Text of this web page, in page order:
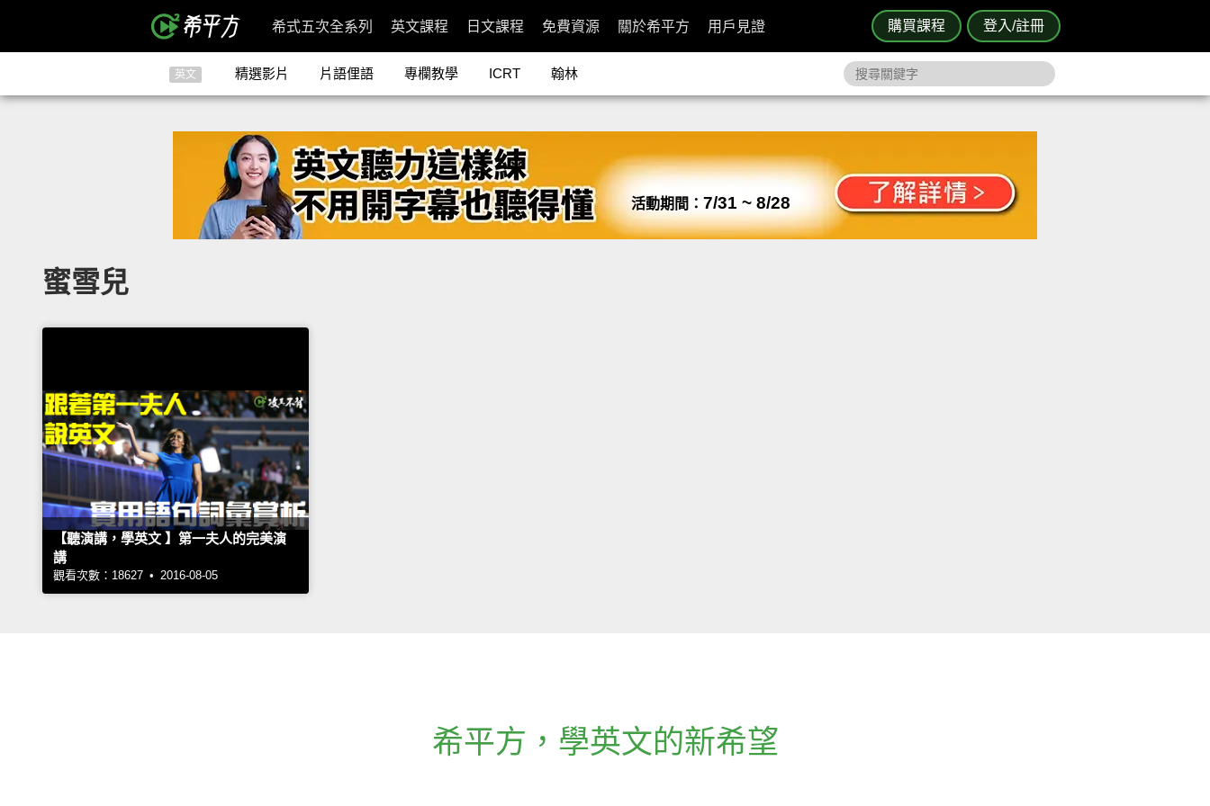
購買課程 登入/註冊
希式五次全系列 英文課程 日文課程 免費資源 關於希平方 用戶見證
英文 精選影片 片語俚語 專欄教學 ICRT 翰林
活動期間： 7/31 ~ 8/28
蜜雪兒
【聽演講，學英文 】第一夫人的完美演
講
觀看次數：18627 • 2016-08-05
希平方 ， 學英文的新希望